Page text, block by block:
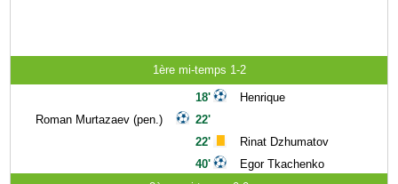
1ère mi-temps 1-2
Roman Murtazaev (pen.)
18'
22'
22'
40'
Henrique
Rinat Dzhumatov
Egor Tkachenko